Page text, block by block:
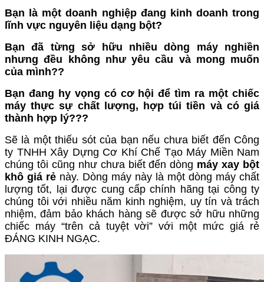
Bạn là một doanh nghiệp đang kinh doanh trong
lĩnh vực nguyên liệu dạng bột?
Bạn đã từng sở hữu nhiều dòng máy nghiền
nhưng đều không như yêu cầu và mong muốn
của mình??
Bạn đang hy vọng có cơ hội để tìm ra một chiếc
máy thực sự chất lượng, hợp túi tiền và có giá
thành hợp lý???
Sẽ là một thiếu sót của bạn nếu chưa biết đến Công
ty TNHH Xây Dựng Cơ Khí Chế Tạo Máy Miền Nam
chúng tôi cũng như chưa biết đến dòng máy xay bột
khô giá rẻ này. Dòng máy này là một dòng máy chất
lượng tốt, lại được cung cấp chính hãng tại công ty
chúng tôi với nhiều năm kinh nghiệm, uy tín và trách
nhiệm, đảm bảo khách hàng sẽ được sở hữu những
chiếc máy “trên cả tuyệt vời” với một mức giá rẻ
ĐÁNG KINH NGẠC.